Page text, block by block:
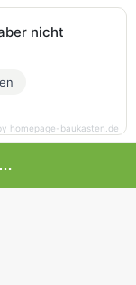
Das Grenadierregiment 162 der 61. Infanterie Division
nicht
homepage-baukasten.de